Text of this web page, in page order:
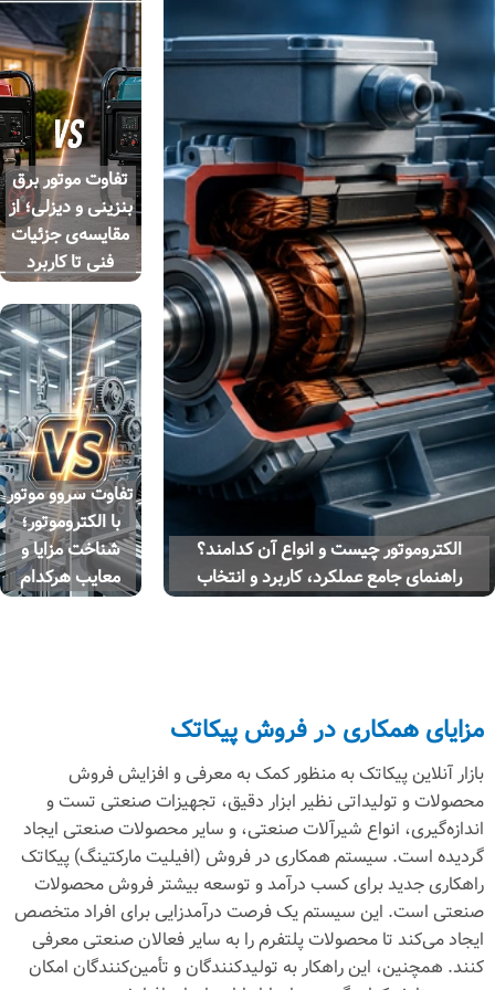
و انواع آن کدامند؟
کاربرد و انتخاب
تفاوت موتور برق
بنزینی و دیزلی؛ از
مقایسه‌ی جزئیات
فنی تا کاربرد
تفاوت سروو موتور
شناخت مزایا و
معایب هرکدام
در فروش پیکاتک
به منظور کمک به معرفی و افزایش فروش
نظیر ابزار دقیق، تجهیزات صنعتی تست و
شیرآلات صنعتی، و سایر محصولات صنعتی ایجاد
همکاری در فروش (افیلیت مارکتینگ) پیکاتک
کسب درآمد و توسعه بیشتر فروش محصولات
یک فرصت درآمدزایی برای افراد متخصص
پلتفرم را به سایر فعالان صنعتی معرفی
به تولیدکنندگان و تأمین‌کنندگان امکان